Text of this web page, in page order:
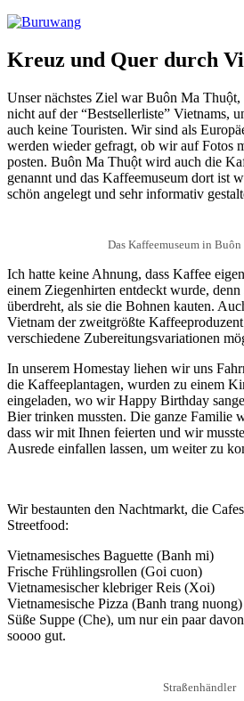
Kreuz und Quer durch
Unser nächstes Ziel war Buôn Ma Thuột,
nicht auf der “Bestsellerliste” Vietnams,
auch keine Touristen. Wir sind als
werden wieder gefragt, ob wir auf Fotos
posten. Buôn Ma Thuột wird auch die
genannt und das Kaffeemuseum dort ist
schön angelegt und sehr informativ
Das Kaffeemuseum in
Ich hatte keine Ahnung, dass Kaffee
einem Ziegenhirten entdeckt wurde,
überdreht, als sie die Bohnen kauten.
Vietnam der zweitgrößte
verschiedene Zubereitungsvariationen
In unserem Homestay liehen wir uns
die Kaffeeplantagen, wurden zu einem
eingeladen, wo wir Happy Birthday
Bier trinken mussten. Die ganze Familie
dass wir mit Ihnen feierten und wir
Ausrede einfallen lassen, um weiter zu
Wir bestaunten den Nachtmarkt, die
Streetfood:
Vietnamesisches Baguette (Banh mi)
Frische Frühlingsrollen (Goi cuon)
Vietnamesischer klebriger Reis (Xoi)
Vietnamesische Pizza (Banh trang nuong)
Süße Suppe (Che), um nur ein paar
soooo gut.
Straßenhändler